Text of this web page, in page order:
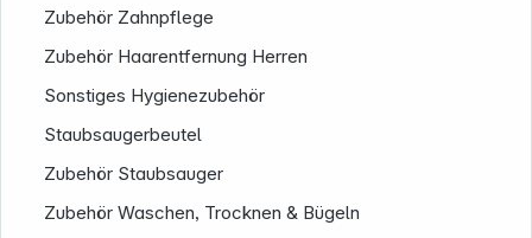
Zubehör Zahnpflege
Zubehör Haarentfernung Herren
Sonstiges Hygienezubehör
Staubsaugerbeutel
Zubehör Staubsauger
Zubehör Waschen, Trocknen & Bügeln
Folgen Sie uns auf